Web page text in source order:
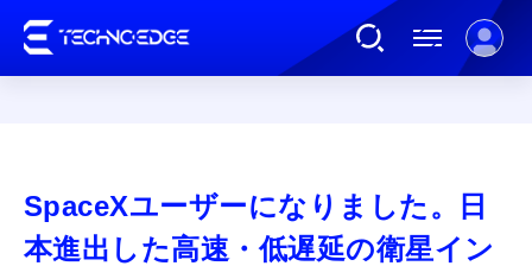
AI
SpaceXユーザーになりました。日
本進出した高速・低遅延の衛星イン